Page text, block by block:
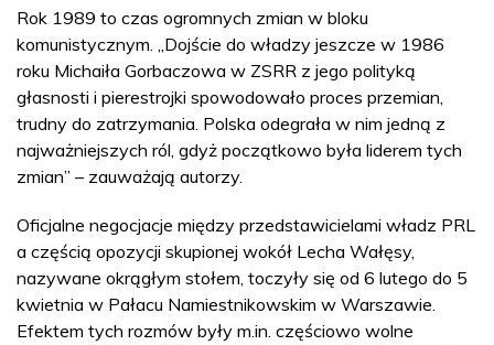
Rok 1989 to czas ogromnych zmian w bloku
komunistycznym. „Dojście do władzy jeszcze w 1986
roku Michaiła Gorbaczowa w ZSRR z jego polityką
głasnosti i pierestrojki spowodowało proces przemian,
trudny do zatrzymania. Polska odegrała w nim jedną z
najważniejszych ról, gdyż początkowo była liderem tych
zmian” – zauważają autorzy.
Oficjalne negocjacje między przedstawicielami władz PRL
a częścią opozycji skupionej wokół Lecha Wałęsy,
nazywane okrągłym stołem, toczyły się od 6 lutego do 5
kwietnia w Pałacu Namiestnikowskim w Warszawie.
Efektem tych rozmów były m.in. częściowo wolne